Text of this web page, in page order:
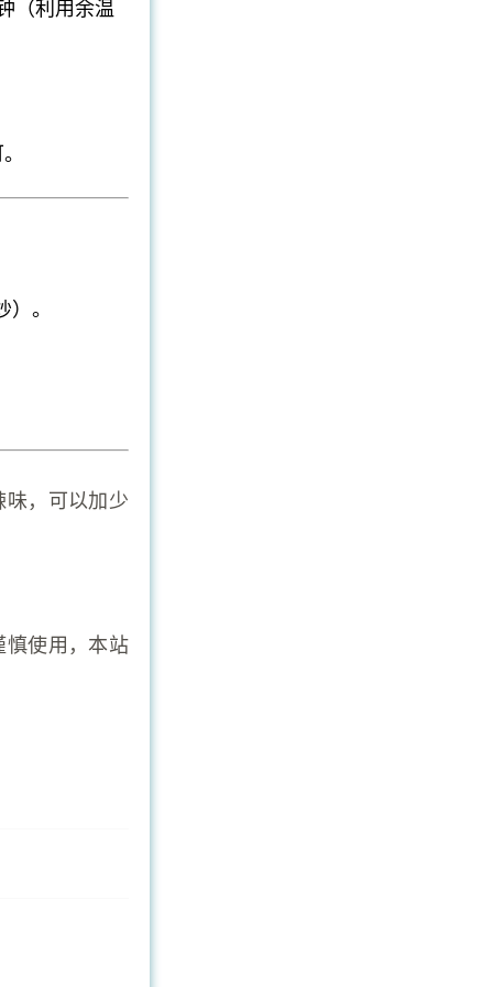
（利用余温
。
，可以加少
使用，本站